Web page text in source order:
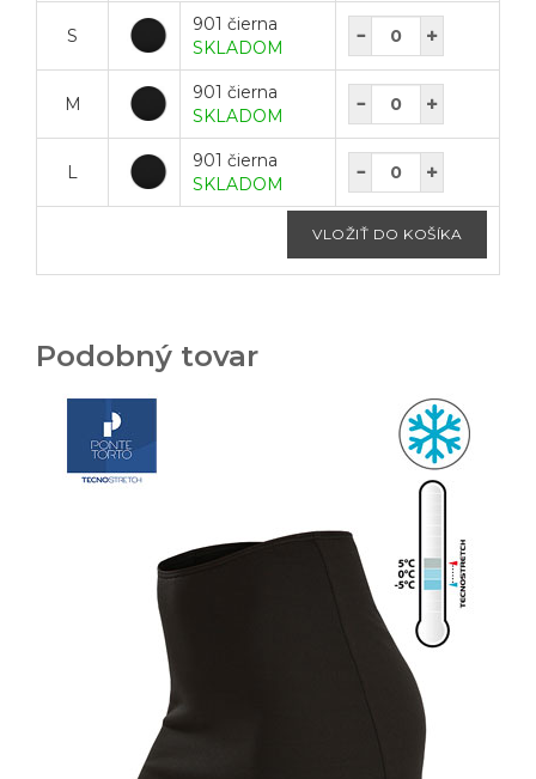
S
901 čierna
SKLADOM
M
901 čierna
SKLADOM
L
901 čierna
SKLADOM
Podobný tovar